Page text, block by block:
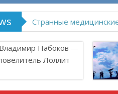
Что пить в жару
Владимир Набоков —
Лоллит